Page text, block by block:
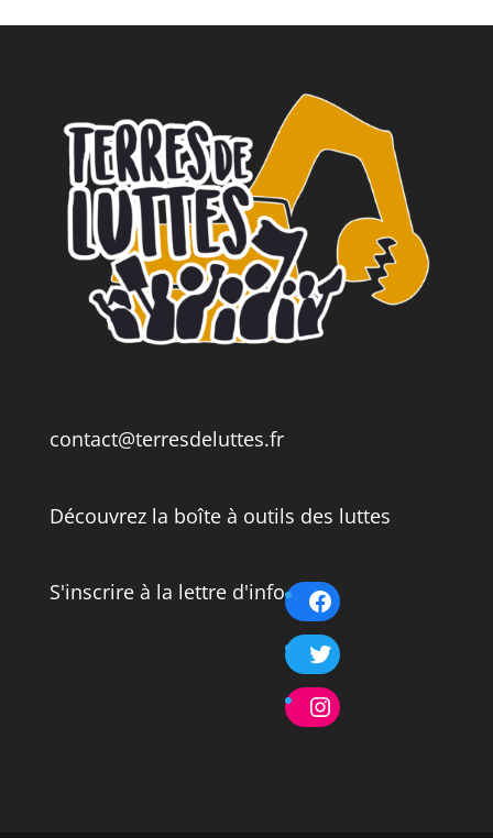
contact@terresdeluttes.fr
Découvrez la boîte à outils des luttes
S'inscrire à la lettre d'info
Facebook
Twitter
Instagram